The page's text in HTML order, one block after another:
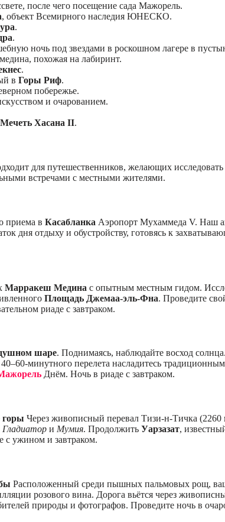
после чего посещение сада Мажорель.
, объект Всемирного наследия ЮНЕСКО.
.
.
ночь под звездами в роскошном лагере в
похожая на лабиринт.
.
в Горы Риф.
побережье.
и очарованием.
Мечеть Хасана II.
для путешественников, желающих
встречами с местными жителями.
приема в Касабланка Аэропорт Мухаммеда V. Наш
дня отдыху и обустройству, готовясь к
Марракеш Медина с опытным местным гидом.
Площадь Джемаа-эль-Фна. Проведите
риаде с завтраком.
шаре. Поднимаясь, наблюдайте восход солнца.
минутного перелета насладитесь
Днём. Ночь в риаде с завтраком.
горы Через живописный перевал Тизи-н-Тичка
Гладиатор и Мумия. Продолжить Уарзазат,
с ужином и завтраком.
Расположенный среди пышных пальмовых рощ,
розового вина. Дорога вьётся через
природы и фотографов. Проведите ночь в